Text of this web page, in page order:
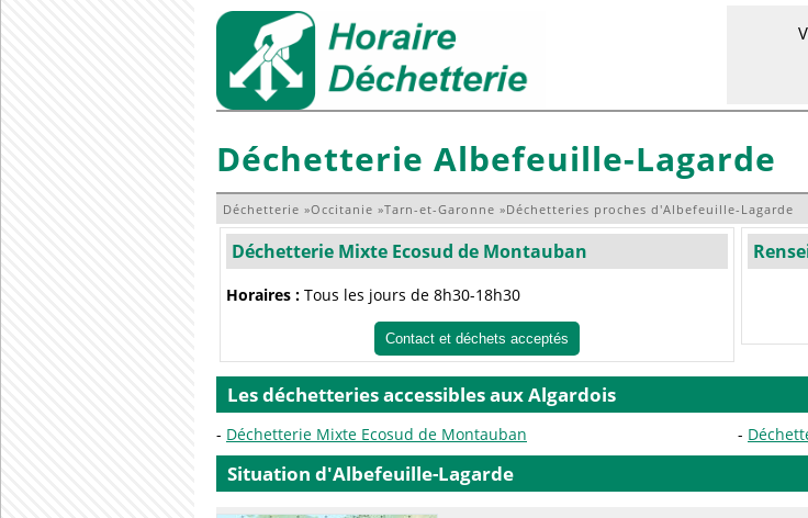
Déchetterie Albefeuille-Lagarde
Déchetterie »Occitanie »Tarn-et-Garonne »Déchetteries proches d'Albefeuille-Lagarde
Déchetterie Mixte Ecosud de Montauban
Horaires : Tous les jours de 8h30-18h30
Contact et déchets acceptés
Les déchetteries accessibles aux Algardois
Déchetterie Mixte Ecosud de Montauban
Situation d'Albefeuille-Lagarde